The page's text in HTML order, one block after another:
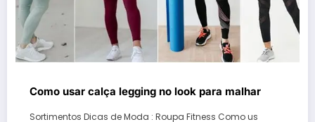
Como usar calça legging no look para malhar
Sortimentos Dicas de Moda : Roupa Fitness Como us